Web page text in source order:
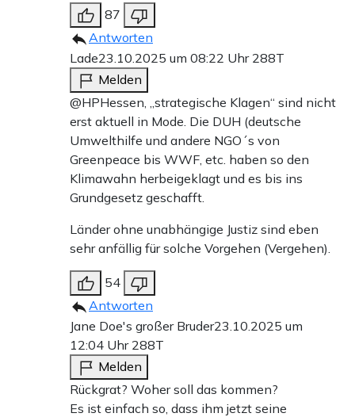
87
Antworten
Lade23.10.2025 um 08:22 Uhr 288T
Melden
@HPHessen, „strategische Klagen“ sind nicht
erst aktuell in Mode. Die DUH (deutsche
Umwelthilfe und andere NGO´s von
Greenpeace bis WWF, etc. haben so den
Klimawahn herbeigeklagt und es bis ins
Grundgesetz geschafft.
Länder ohne unabhängige Justiz sind eben
sehr anfällig für solche Vorgehen (Vergehen).
54
Antworten
Jane Doe's großer Bruder23.10.2025 um
12:04 Uhr 288T
Melden
Rückgrat? Woher soll das kommen?
Es ist einfach so, dass ihm jetzt seine